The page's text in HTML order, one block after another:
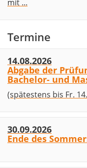
mit ...
Termine
14.08.2026
Abgabe der
Bachelor- und
(spätestens bis Fr.
30.09.2026
Ende des